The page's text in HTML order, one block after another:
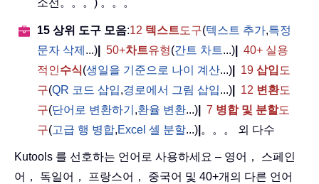
소선。。。) 。。。
15 상위 도구 모음:12 텍스트도구(텍스트 추가,특정
문자 삭제 ...) 50+차트유형(간트 차트...)
40+ 실용
적인수식(생일을 기준으로 나이 계산...) 19 삽입 도
구(QR 코드 삽입,경로에서 그림 삽입...) 12 변환도
구(단어로 변환하기 ,환율 변환...) 7 병합 및 분할도
구(고급 행 병합,Excel 셀 분할...) 。。。 외 다수
Kutools 를 선호하는 언어로 사용하세요 – 영어， 스페인
어， 독일어， 프랑스어， 중국어 및 40+개의 다른 언어